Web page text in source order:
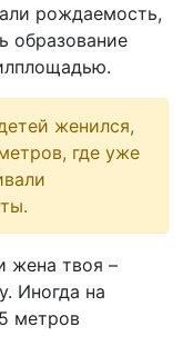
рождаемость,
образование
женился,
где уже
жена твоя –
Иногда на
метров